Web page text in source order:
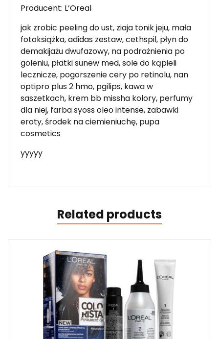
Producent: L’Oreal
jak zrobic peeling do ust, ziaja tonik jeju, mała
fotoksiążka, adidas zestaw, cethspil, płyn do
demakijażu dwufazowy, na podrażnienia po
goleniu, płatki sunew med, sole do kąpieli
lecznicze, pogorszenie cery po retinolu, nan
optipro plus 2 hmo, pgilips, kawa w
saszetkach, krem bb missha kolory, perfumy
dla niej, farba syoss oleo intense, zabawki
eroty, środek na ciemieniuchę, pupa
cosmetics
yyyyy
Related products